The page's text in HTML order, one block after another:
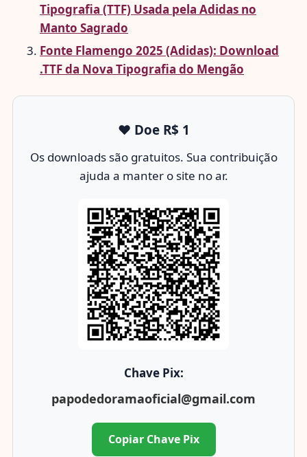
Tipografia (TTF) Usada pela Adidas no
Manto Sagrado
Fonte Flamengo 2025 (Adidas): Download
.TTF da Nova Tipografia do Mengão
❤️ Doe R$ 1
Os downloads são gratuitos. Sua contribuição
ajuda a manter o site no ar.
Chave Pix:
papodedoramaoficial@gmail.com
Copiar Chave Pix